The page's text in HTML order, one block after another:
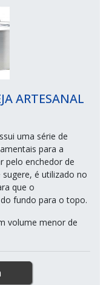
ARTESANAL
uma série de
para a
pelo enchedor de
é utilizado no
que o
fundo para o topo.
volume menor de